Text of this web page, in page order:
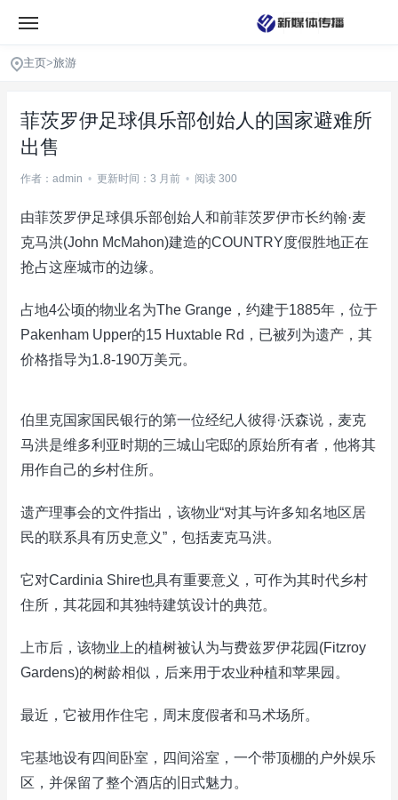
主页>旅游
菲茨罗伊足球俱乐部创始人的国家避难所
出售
作者：admin • 更新时间：3 月前 • 阅读 300
由菲茨罗伊足球俱乐部创始人和前菲茨罗伊市长约翰·麦
克马洪(John McMahon)建造的COUNTRY度假胜地正在
抢占这座城市的边缘。
占地4公顷的物业名为The Grange，约建于1885年，位于
Pakenham Upper的15 Huxtable Rd，已被列为遗产，其
价格指导为1.8-190万美元。
伯里克国家国民银行的第一位经纪人彼得·沃森说，麦克
马洪是维多利亚时期的三城山宅邸的原始所有者，他将其
用作自己的乡村住所。
遗产理事会的文件指出，该物业“对其与许多知名地区居
民的联系具有历史意义”，包括麦克马洪。
它对Cardinia Shire也具有重要意义，可作为其时代乡村
住所，其花园和其独特建筑设计的典范。
上市后，该物业上的植树被认为与费兹罗伊花园(Fitzroy
Gardens)的树龄相似，后来用于农业种植和苹果园。
最近，它被用作住宅，周末度假者和马术场所。
宅基地设有四间卧室，四间浴室，一个带顶棚的户外娱乐
区，并保留了整个酒店的旧式魅力。